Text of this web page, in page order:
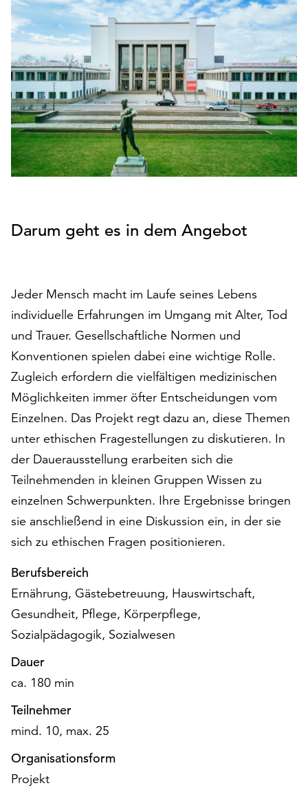
den
Betrieb
der
Seite
notwendig
sind
(funktionale
Cookies),
sowie
solche,
die
Statistikzwecken
Klicken
Sie
auf
„Alle
akzeptieren“,
um
alle
Cookies
zu
akzeptieren.
können
Ihr
Einverständnis
jederzeit
ändern
und
Dafür
steht
Ihnen
am
Ende
der
Seite
die
Schaltfläche
„Cookie-
Einstellungen“
Verfügung.
Funktionale
Darum geht es in dem Angebot
Jeder Mensch macht im Laufe seines Lebens
individuelle Erfahrungen im Umgang mit Alter, Tod
und Trauer. Gesellschaftliche Normen und
Konventionen spielen dabei eine wichtige Rolle.
Zugleich erfordern die vielfältigen medizinischen
Möglichkeiten immer öfter Entscheidungen vom
Einzelnen. Das Projekt regt dazu an, diese Themen
unter ethischen Fragestellungen zu diskutieren. In
der Dauerausstellung erarbeiten sich die
Teilnehmenden in kleinen Gruppen Wissen zu
einzelnen Schwerpunkten. Ihre Ergebnisse bringen
sie anschließend in eine Diskussion ein, in der sie
sich zu ethischen Fragen positionieren.
Berufsbereich
Ernährung, Gästebetreuung, Hauswirtschaft,
Gesundheit, Pflege, Körperpflege,
Sozialpädagogik, Sozialwesen
Dauer
ca. 180 min
Teilnehmer
mind. 10, max. 25
Organisationsform
Projekt